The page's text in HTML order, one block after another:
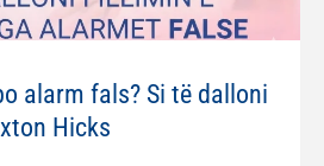
alarm fals? Si të dalloni
Hicks